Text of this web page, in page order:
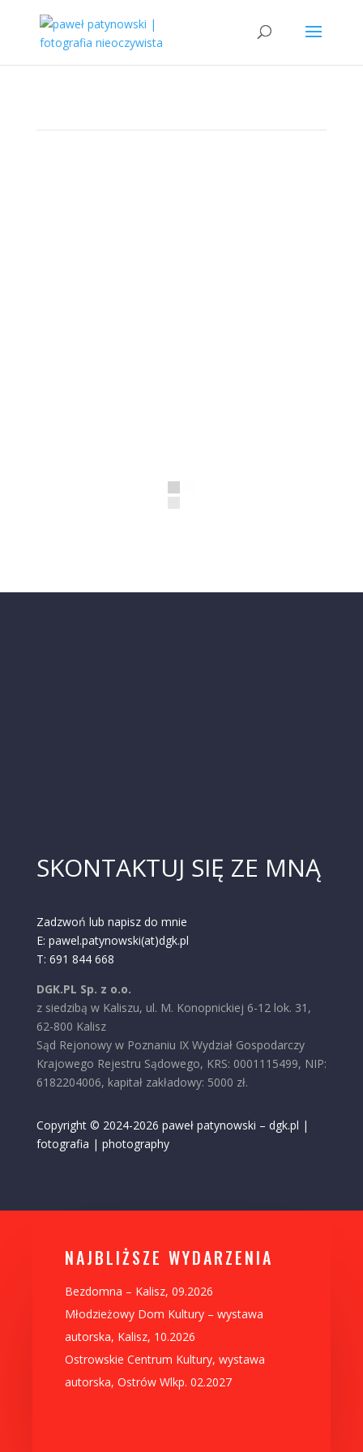
SKONTAKTUJ SIĘ ZE MNĄ
Zadzwoń lub napisz do mnie
E: pawel.patynowski(at)dgk.pl
T: 691 844 668
DGK.PL Sp. z o.o.
z siedzibą w Kaliszu, ul. M. Konopnickiej 6-12 lok. 31,
62-800 Kalisz
Sąd Rejonowy w Poznaniu IX Wydział Gospodarczy
Krajowego Rejestru Sądowego, KRS: 0001115499, NIP:
6182204006, kapitał zakładowy: 5000 zł.
Copyright © 2024-2026 paweł patynowski – dgk.pl |
fotografia | photography
NAJBLIŻSZE WYDARZENIA
Bezdomna – Kalisz, 09.2026
Młodzieżowy Dom Kultury – wystawa
autorska, Kalisz, 10.2026
Ostrowskie Centrum Kultury, wystawa
autorska, Ostrów Wlkp. 02.2027